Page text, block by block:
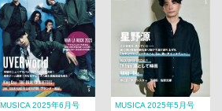
MUSICA 2025年6月号 MUSICA 2025年5月号